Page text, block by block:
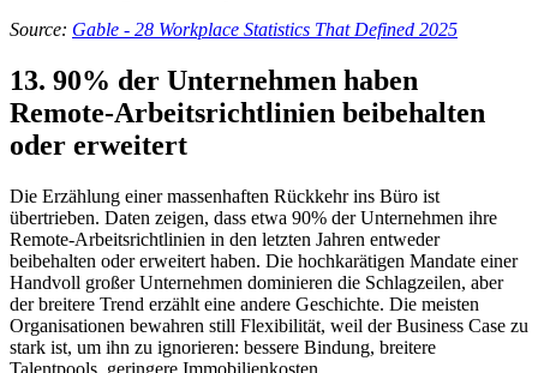
Source: Gable - 28 Workplace Statistics That Defined 2025
13. 90% der Unternehmen haben
Remote-Arbeitsrichtlinien beibehalten
oder erweitert
Die Erzählung einer massenhaften Rückkehr ins Büro ist
übertrieben. Daten zeigen, dass etwa 90% der Unternehmen ihre
Remote-Arbeitsrichtlinien in den letzten Jahren entweder
beibehalten oder erweitert haben. Die hochkarätigen Mandate einer
Handvoll großer Unternehmen dominieren die Schlagzeilen, aber
der breitere Trend erzählt eine andere Geschichte. Die meisten
Organisationen bewahren still Flexibilität, weil der Business Case zu
stark ist, um ihn zu ignorieren: bessere Bindung, breitere
Talentpools, geringere Immobilienkosten.